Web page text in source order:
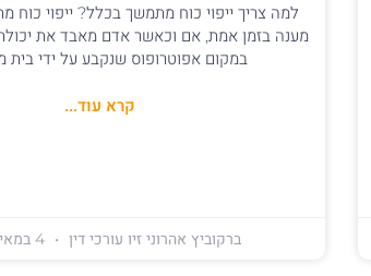
למה צריך ייפוי כוח מתמשך בכלל? ייפוי כוח
מענה בזמן אמת, אם וכאשר אדם מאבד את
במקום אפוטרופוס שנקבע על ידי
קרא עוד...
ברקוביץ אהרוני זיו עורכי דין 4 במאי 2025